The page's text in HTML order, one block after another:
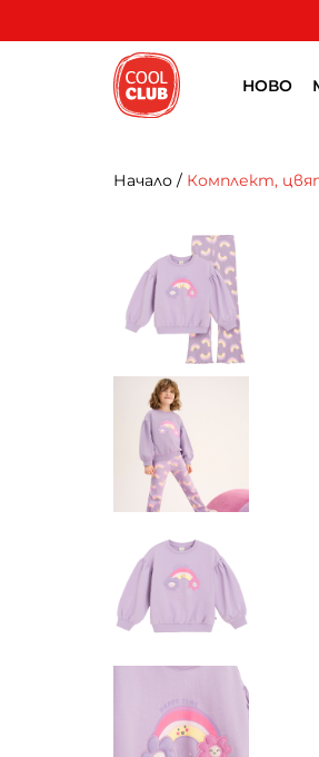
НОВО
Начало / Комплект,